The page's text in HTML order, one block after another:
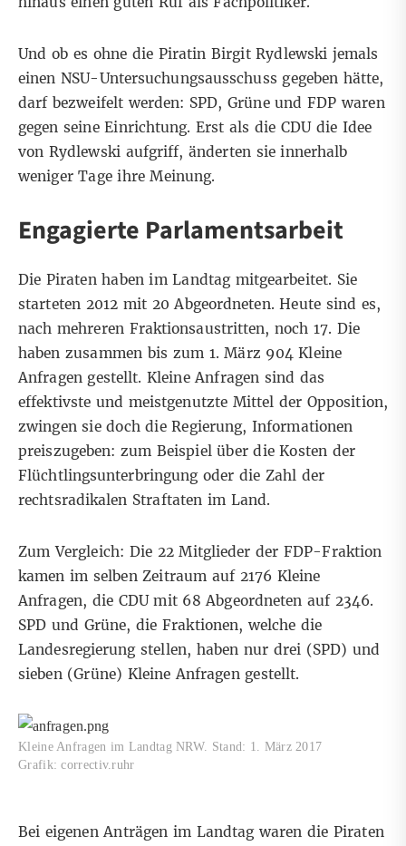
Und ob es ohne die Piratin Birgit Rydlewski jemals
einen NSU-Untersuchungsausschuss gegeben hätte,
darf bezweifelt werden: SPD, Grüne und FDP waren
gegen seine Einrichtung. Erst als die CDU die Idee
von Rydlewski aufgriff, änderten sie innerhalb
weniger Tage ihre Meinung.
Engagierte Parlamentsarbeit
Die Piraten haben im Landtag mitgearbeitet. Sie
starteten 2012 mit 20 Abgeordneten. Heute sind es,
nach mehreren Fraktionsaustritten, noch 17. Die
haben zusammen bis zum 1. März 904 Kleine
Anfragen gestellt. Kleine Anfragen sind das
effektivste und meistgenutzte Mittel der Opposition,
zwingen sie doch die Regierung, Informationen
preiszugeben: zum Beispiel über die Kosten der
Flüchtlingsunterbringung oder die Zahl der
rechtsradikalen Straftaten im Land.
Zum Vergleich: Die 22 Mitglieder der FDP-Fraktion
kamen im selben Zeitraum auf 2176 Kleine
Anfragen, die CDU mit 68 Abgeordneten auf 2346.
SPD und Grüne, die Fraktionen, welche die
Landesregierung stellen, haben nur drei (SPD) und
sieben (Grüne) Kleine Anfragen gestellt.
Kleine Anfragen im Landtag NRW. Stand: 1. März 2017
Grafik: correctiv.ruhr
Bei eigenen Anträgen im Landtag waren die Piraten